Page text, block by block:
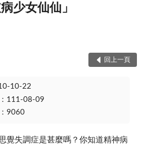
少女仙仙」
回上一頁
10-22
111-08-09
9060
覺失調症是甚麼嗎？你知道精神病